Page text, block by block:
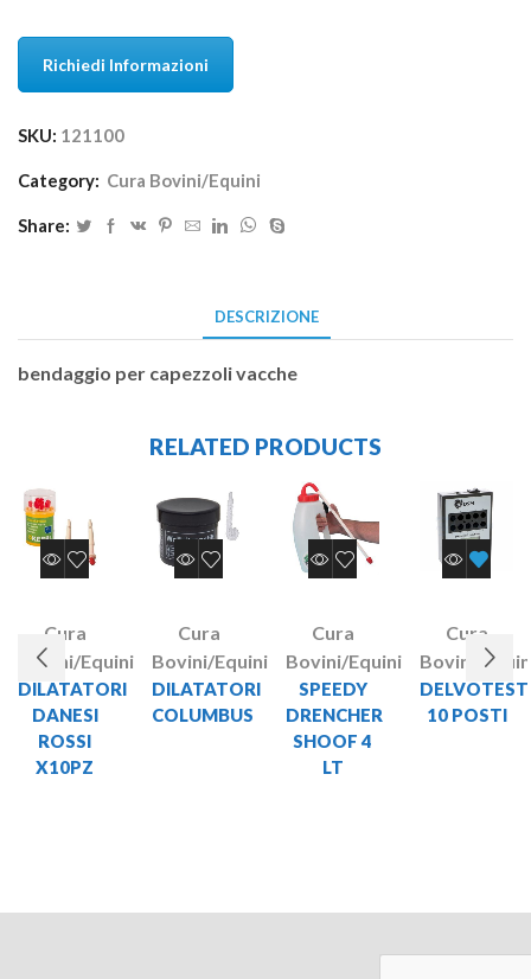
Richiedi Informazioni
SKU: 121100
Category: Cura Bovini/Equini
Share:
DESCRIZIONE
bendaggio per capezzoli vacche
RELATED PRODUCTS
Cura
Bovini/Equini
DILATATORI
DANESI
ROSSI
X10PZ
Cura
Bovini/Equini
DILATATORI
COLUMBUS
Cura
Bovini/Equini
SPEEDY
DRENCHER
SHOOF 4
LT
Cura
Bovini/
10 POSTI